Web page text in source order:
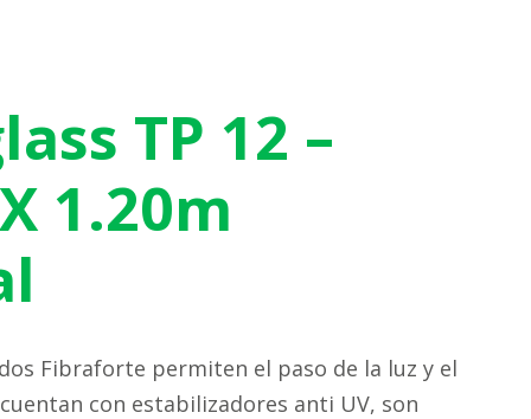
TP 12 –
1.20m
Fibraforte permiten el paso de la luz y el
con estabilizadores anti UV, son